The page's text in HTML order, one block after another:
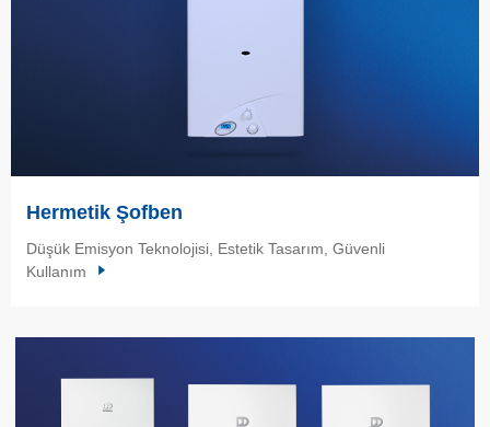
Hermetik Şofben
Düşük Emisyon Teknolojisi, Estetik Tasarım, Güvenli
Kullanım